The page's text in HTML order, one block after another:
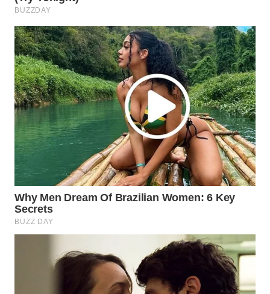
SIDIKALANG
SIBARAGAS
NEWS
METRO
SIANTAR
NEWS
METRO
MEDAN
METRO
JAKARTA